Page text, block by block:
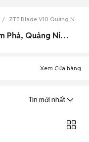
ZTE Blade V10 Quảng Ninh
0 Zte Blade V10 cũ Thành phố Cẩm Phả, Quảng Ninh đẹp
Xem Cửa hàng
Tin mới nhất